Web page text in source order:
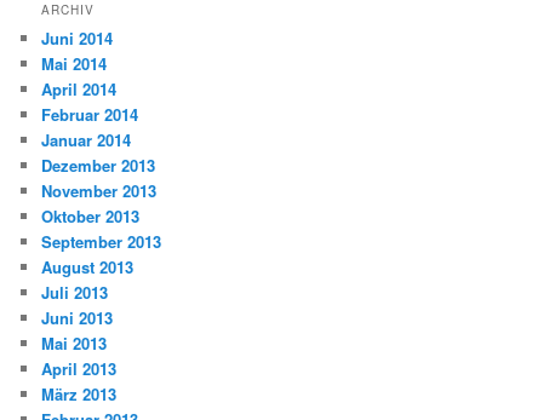
ARCHIV
Juni 2014
Mai 2014
April 2014
Februar 2014
Januar 2014
Dezember 2013
November 2013
Oktober 2013
September 2013
August 2013
Juli 2013
Juni 2013
Mai 2013
April 2013
März 2013